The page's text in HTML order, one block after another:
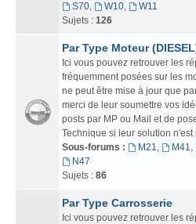
S70, W10,
W11
Sujets : 126
Par Type Moteur
Ici vous pouvez retrouver les
fréquemment posées sur les
ne peut être mise à jour que
merci de leur soumettre vos
posts par MP ou Mail et de
Technique si leur solution n'est
Sous-forums :
M21, M41,
N47
Sujets : 86
Par Type Carrosserie
Ici vous pouvez retrouver les